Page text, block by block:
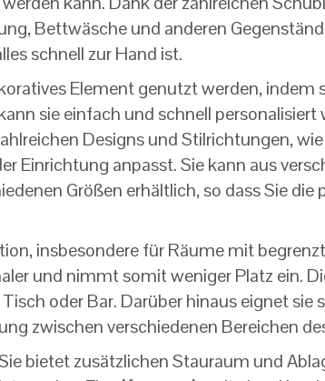
Bettwäsche und anderen
schnell zur Hand ist.
Element genutzt werden, indem
sie einfach und schnell personalisiert
Designs und Stilrichtungen,
Einrichtung anpasst. Sie kann aus
Größen erhältlich, so dass Sie die
insbesondere für Räume mit
und nimmt somit weniger Platz ein.
oder Bar. Darüber hinaus eignet sie
zwischen verschiedenen Bereichen
bietet zusätzlichen Stauraum und